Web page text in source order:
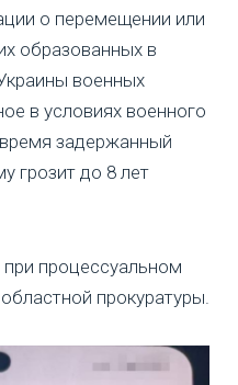
о перемещении или
образованных в
военных
в условиях военного
задержанный
грозит до 8 лет
процессуальном
прокуратуры.